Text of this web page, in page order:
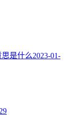
是什么2023-01-